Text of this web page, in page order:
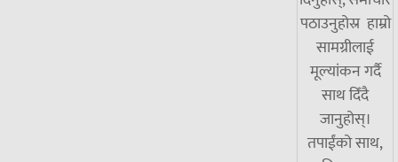
पठाउनुहोस्र हाम्रो
सामग्रीलाई
मूल्यांकन गर्दै
साथ दिँदै
जानुहोस्।
तपाईंको साथ,